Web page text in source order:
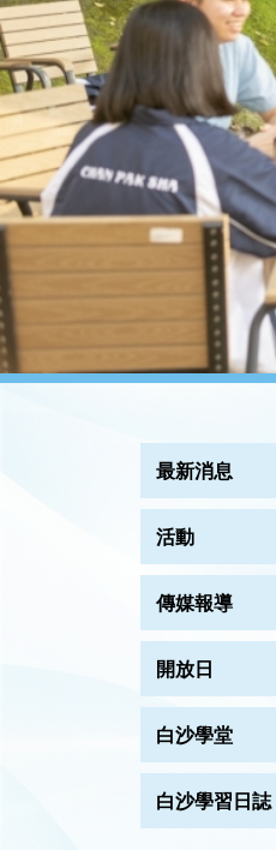
最新消息
活動
傳媒報導
開放日
白沙學堂
白沙學習日誌